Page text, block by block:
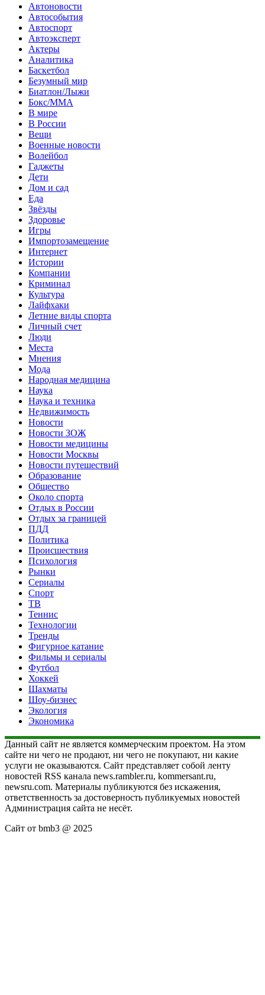
Автоновости
Автособытия
Автоспорт
Автоэксперт
Актеры
Аналитика
Баскетбол
Безумный мир
Биатлон/Лыжи
Бокс/MMA
В мире
В России
Вещи
Военные новости
Волейбол
Гаджеты
Дети
Дом и сад
Еда
Звёзды
Здоровье
Игры
Импортозамещение
Интернет
Истории
Компании
Криминал
Культура
Лайфхаки
Летние виды спорта
Личный счет
Люди
Места
Мнения
Мода
Народная медицина
Наука
Наука и техника
Недвижимость
Новости
Новости ЗОЖ
Новости медицины
Новости Москвы
Новости путешествий
Образование
Общество
Около спорта
Отдых в России
Отдых за границей
ПДД
Политика
Происшествия
Психология
Рынки
Сериалы
Спорт
ТВ
Теннис
Технологии
Тренды
Фигурное катание
Фильмы и сериалы
Футбол
Хоккей
Шахматы
Шоу-бизнес
Экология
Экономика
Данный сайт не является коммерческим проектом. На этом
сайте ни чего не продают, ни чего не покупают, ни какие
услуги не оказываются. Сайт представляет собой ленту
новостей RSS канала news.rambler.ru, kommersant.ru,
newsru.com. Материалы публикуются без искажения,
ответственность за достоверность публикуемых новостей
Администрация сайта не несёт.
Сайт от bmb3 @ 2025